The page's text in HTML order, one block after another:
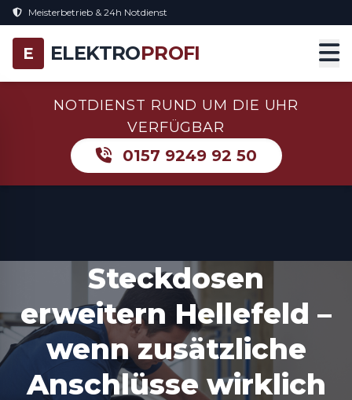
Meisterbetrieb & 24h Notdienst
E ELEKTROPROFI
NOTDIENST RUND UM DIE UHR
VERFÜGBAR
0157 9249 92 50
Steckdosen
erweitern Hellefeld –
wenn zusätzliche
Anschlüsse wirklich